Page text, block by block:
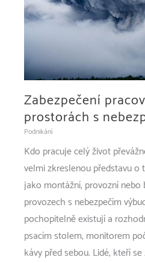
Zabezpečení
prostorách s
Podnikání
Kdo pracuje celý život
velmi zkreslenou představu
jako montážní, provozní
provozech s nebezpečím
pochopitelně existují a
psacím stolem, monitorem
kávy před sebou. Lidé, kteří